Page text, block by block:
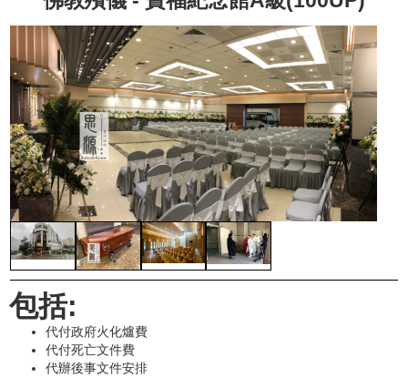
包括:
代付政府火化爐費
代付死亡文件費
代辦後事文件安排